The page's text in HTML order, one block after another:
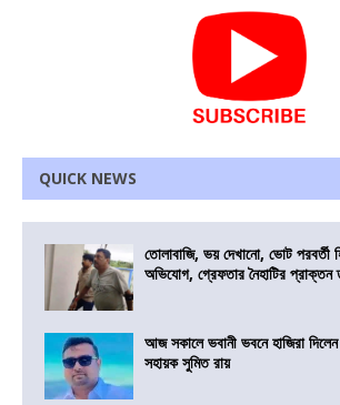
QUICK NEWS
তোলাবাজি, ভয় দেখানো, ভোট পরবর্তী
অভিযোগ, গ্রেফতার নৈহাটির
আজ সকালে ভবানী ভবনে হাজিরা
সহায়ক সুমিত রায়